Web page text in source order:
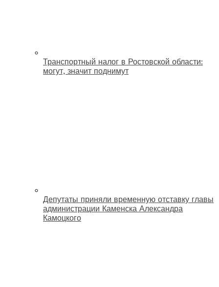
Транспортный налог в Ростовской области:
могут, значит поднимут
Депутаты приняли временную отставку главы
администрации Каменска Александра
Камоцкого